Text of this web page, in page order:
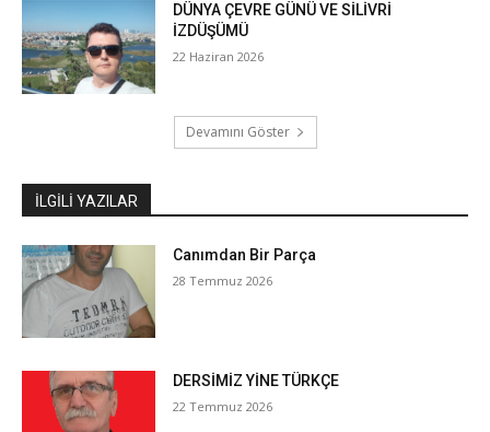
DÜNYA ÇEVRE GÜNÜ VE SİLİVRİ
İZDÜŞÜMÜ
22 Haziran 2026
Devamını Göster
İLGILI YAZILAR
Canımdan Bir Parça
28 Temmuz 2026
DERSİMİZ YİNE TÜRKÇE
22 Temmuz 2026